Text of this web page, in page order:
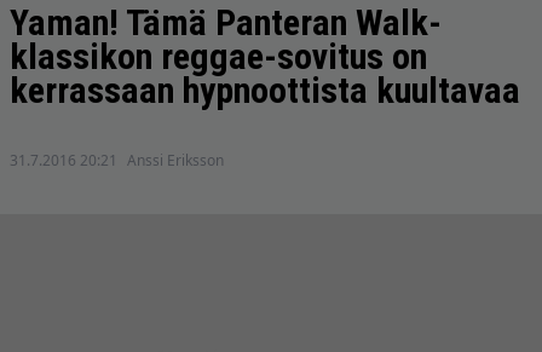
Yaman! Tämä Panteran Walk-
klassikon reggae-sovitus on
kerrassaan hypnoottista kuultavaa
31.7.2016 20:21 Anssi Eriksson